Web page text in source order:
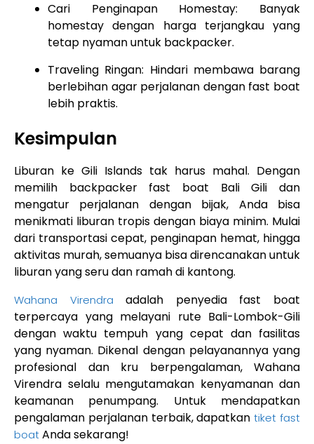
Cari Penginapan Homestay: Banyak
homestay dengan harga terjangkau yang
tetap nyaman untuk backpacker.
Traveling Ringan: Hindari membawa barang
berlebihan agar perjalanan dengan fast boat
lebih praktis.
Kesimpulan
Liburan ke Gili Islands tak harus mahal. Dengan
memilih backpacker fast boat Bali Gili dan
mengatur perjalanan dengan bijak, Anda bisa
menikmati liburan tropis dengan biaya minim. Mulai
dari transportasi cepat, penginapan hemat, hingga
aktivitas murah, semuanya bisa direncanakan untuk
liburan yang seru dan ramah di kantong.
Wahana Virendra adalah penyedia fast boat
terpercaya yang melayani rute Bali-Lombok-Gili
dengan waktu tempuh yang cepat dan fasilitas
yang nyaman. Dikenal dengan pelayanannya yang
profesional dan kru berpengalaman, Wahana
Virendra selalu mengutamakan kenyamanan dan
keamanan penumpang. Untuk mendapatkan
pengalaman perjalanan terbaik, dapatkantiket fast
boatAnda sekarang!